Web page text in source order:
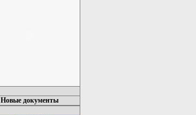
Новые документы